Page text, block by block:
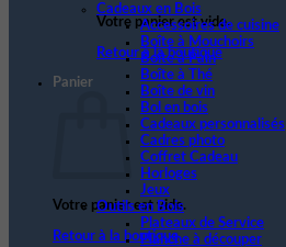
Votre panier est vide.
Retour à la boutique
Panier
Votre panier est vide.
Retour à la boutique
Cadeaux en Bois
Accessoires de cuisine
Boîte à Mouchoirs
Boite à Pain
Boîte à Thé
Boîte de vin
Bol en bois
Cadeaux personnalisés
Cadres photo
Coffret Cadeau
Horloges
Jeux
Outils en Bois
Plateaux de Service
Planche à découper